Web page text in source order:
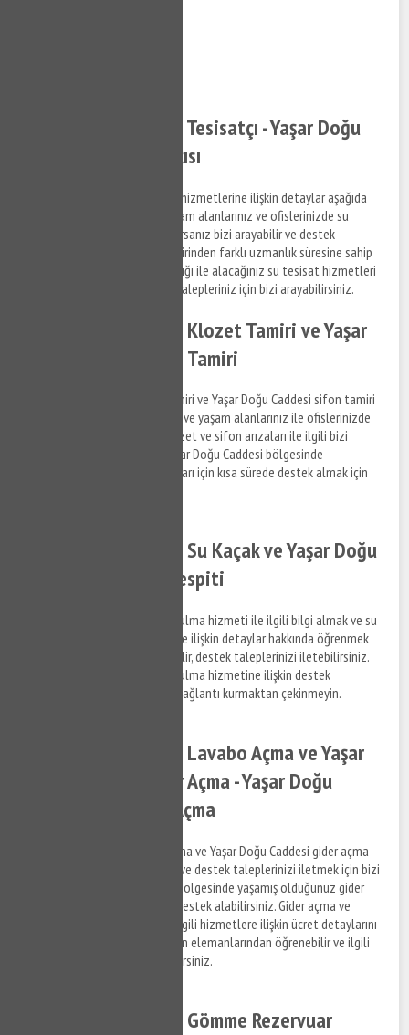
Yaşar Doğu Caddesi Tesisatçı - Yaşar Doğu
Caddesi Su Tesisatçısı
Yaşar Doğu Caddesi su tesisat hizmetlerine ilişkin detaylar aşağıda
sıralandığı şekildedir. Sizde yaşam alanlarınız ve ofislerinizde su
tesisat ile ilgili bir arıza yaşıyorsanız bizi arayabilir ve destek
taleplerinizi iletebilirsiniz. Birbirinden farklı uzmanlık süresine sahip
anlaşmalı iş ortaklarımız aracılığı ile alacağınız su tesisat hizmetleri
ile ilgili bilgi almak ve destek talepleriniz için bizi arayabilirsiniz.
Yaşar Doğu Caddesi Klozet Tamiri ve Yaşar
Doğu Caddesi Sifon Tamiri
Yaşar Doğu Caddesi klozet tamiri ve Yaşar Doğu Caddesi sifon tamiri
hizmetlerine ilişkin bilgi almak ve yaşam alanlarınız ile ofislerinizde
meydana gelen su tesisat, klozet ve sifon arızaları ile ilgili bizi
arayabilir, bilgi alabilirsiniz. Yaşar Doğu Caddesi bölgesinde
yaşayacağınız su tesisat arızaları için kısa sürede destek almak için
Yaşar Doğu Caddesi Su Kaçak ve Yaşar Doğu
Caddesi Su Kaçak Tespiti
Yaşar Doğu Caddesi su kaçak bulma hizmeti ile ilgili bilgi almak ve su
kaçak tespit tamir hizmetlerine ilişkin detaylar hakkında öğrenmek
istediğiniz konuları bize sorabilir, destek taleplerinizi iletebilirsiniz.
Yaşar Doğu Caddesi su kaçak bulma hizmetine ilişkin destek
talepleriniz hakkında bizimle bağlantı kurmaktan çekinmeyin.
Yaşar Doğu Caddesi Lavabo Açma ve Yaşar
Doğu Caddesi Gider Açma - Yaşar Doğu
Caddesi Tıkanıklık Açma
Yaşar Doğu Caddesi lavabo açma ve Yaşar Doğu Caddesi gider açma
hizmetleri ile ilgili bilgi almak ve destek taleplerinizi iletmek için bizi
arayabilir, Yaşar Doğu Caddesi bölgesinde yaşamış olduğunuz gider
tıkanıklık problemleri ile ilgili destek alabilirsiniz. Gider açma ve
tıkanıklık açma hizmetleri ve ilgili hizmetlere ilişkin ücret detaylarını
anlaşmalı olduğumuz firmaların elemanlarından öğrenebilir ve ilgili
hizmetler hakkında bilgi alabilirsiniz.
Yaşar Doğu Caddesi Gömme Rezervuar